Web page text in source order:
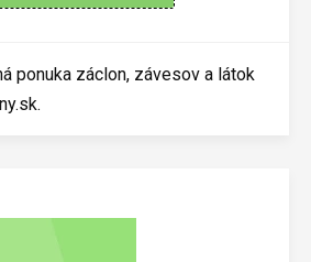
ponuka záclon, závesov a látok